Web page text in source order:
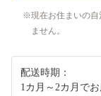
現在お住まいの
ません。
配送時期：
1カ月～2カ月で